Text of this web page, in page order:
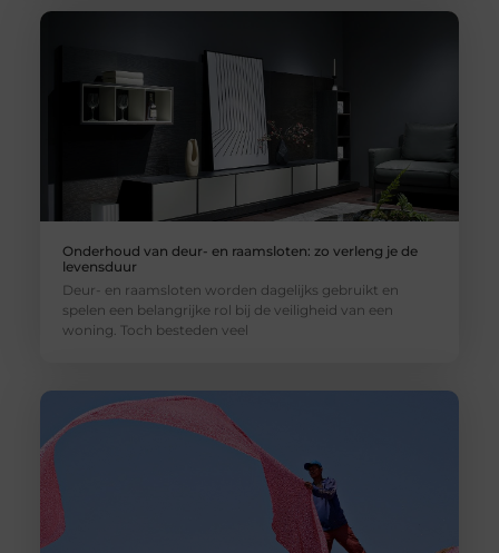
Onderhoud van deur- en raamsloten: zo verleng je de
levensduur
Deur- en raamsloten worden dagelijks gebruikt en
spelen een belangrijke rol bij de veiligheid van een
woning. Toch besteden veel